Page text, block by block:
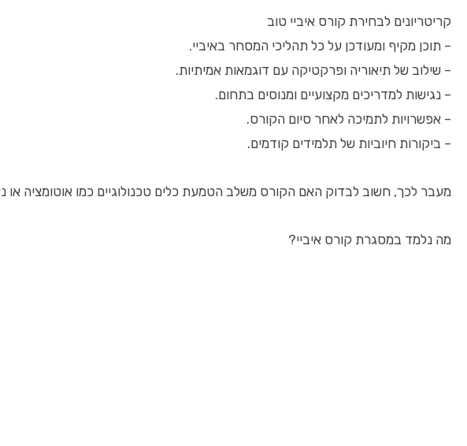
קריטריונים לבחירת קורס איביי טוב
– תוכן מקיף ומעודכן על כל תהליכי המסחר באיביי.
– שילוב של תיאוריה ופרקטיקה עם דוגמאות אמיתיות.
– נגישות למדריכים מקצועיים ומנוסים בתחום.
– אפשרויות לתמיכה לאחר סיום הקורס.
– ביקורות חיוביות של תלמידים קודמים.
מעבר לכך, חשוב לבדוק האם הקורס משלב הטמעת כלים טכנולוגיים כמו אוטומציה או
מה נלמד במסגרת קורס איביי?